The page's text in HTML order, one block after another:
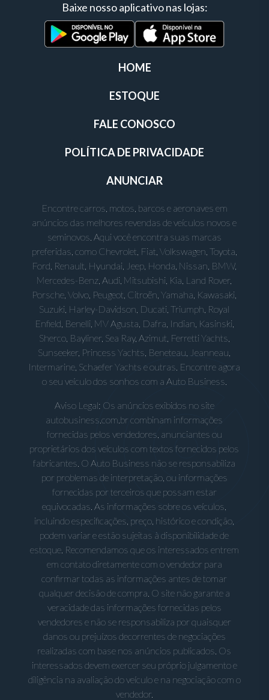
Baixe nosso aplicativo nas lojas:
HOME
ESTOQUE
FALE CONOSCO
POLÍTICA DE PRIVACIDADE
ANUNCIAR
Encontre carros, motos, barcos e aeronaves em
anúncios das melhores revendas de veículos novos e
seminovos. Aqui você encontra suas marcas
preferidas, como Chevrolet, Fiat, Volkswagen, Toyota,
Ford, Renault, Hyundai, Jeep, Honda, Nissan, BMW,
Mercedes-Benz, Audi, Mitsubishi, Kia, Land Rover,
Porsche, Volvo, Peugeot, Citroën, Yamaha, Kawasaki,
Suzuki, Harley-Davidson, Ducati, Triumph, Royal
Enfield, Benelli, MV Agusta, Dafra, Indian, Kasinski,
Sherco, Bayliner, Sea Ray, Azimut, Ferretti Yachts,
Sunseeker, Princess Yachts, Beneteau, Jeanneau,
Intermarine, Schaefer Yachts e outras. Encontre agora
o seu veículo dos sonhos com a Auto Business.
Aviso Legal: Os anúncios exibidos no site
autobusiness.com.br combinam informações
fornecidas pelos vendedores, anunciantes ou
proprietários dos veículos com textos fornecidos pelos
fabricantes. O Auto Business não se responsabiliza
por problemas de interpretação, ou informações
fornecidas por terceiros que possam estar
equivocadas. As informações sobre os veículos,
incluindo especificações, preço, histórico e condição,
podem variar e estão sujeitas à disponibilidade de
estoque. Recomendamos que os interessados entrem
em contato diretamente com o vendedor para
confirmar todas as informações antes de tomar
qualquer decisão de compra. O site não garante a
veracidade das informações fornecidas pelos
vendedores e não se responsabiliza por quaisquer
danos ou prejuízos decorrentes de negociações
realizadas com base nos anúncios publicados. Os
interessados devem exercer seu próprio julgamento e
diligência na avaliação do veículo e na negociação com o
vendedor.